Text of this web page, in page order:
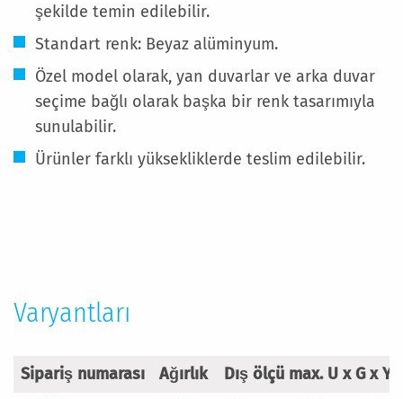
şekilde temin edilebilir.
Standart renk: Beyaz alüminyum.
Özel model olarak, yan duvarlar ve arka duvar
seçime bağlı olarak başka bir renk tasarımıyla
sunulabilir.
Ürünler farklı yüksekliklerde teslim edilebilir.
Varyantları
Sipariş numarası Ağırlık
Dış ölçü max. U x G x Y